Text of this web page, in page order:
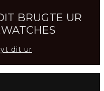
BRUGTE UR
dit ur